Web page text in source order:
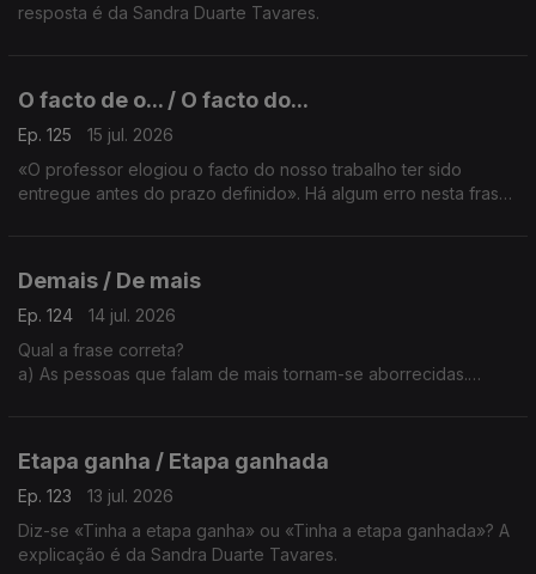
resposta é da Sandra Duarte Tavares.
O facto de o... / O facto do...
Ep. 125
15 jul. 2026
«O professor elogiou o facto do nosso trabalho ter sido
entregue antes do prazo definido». Há algum erro nesta frase?
Demais / De mais
Ep. 124
14 jul. 2026
Qual a frase correta?
a) As pessoas que falam de mais tornam-se aborrecidas.
Etapa ganha / Etapa ganhada
Ep. 123
13 jul. 2026
Diz-se «Tinha a etapa ganha» ou «Tinha a etapa ganhada»? A
explicação é da Sandra Duarte Tavares.